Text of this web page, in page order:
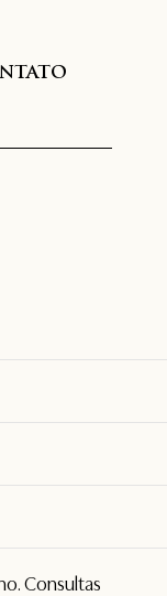
Consultas